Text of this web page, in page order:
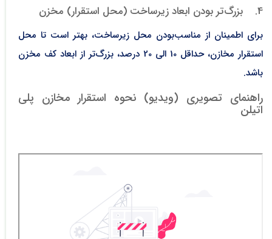
4. بزرگ‌تر بودن ابعاد زیرساخت (محل استقرار) مخزن
برای اطمینان از مناسب‌بودن محل زیرساخت، بهتر است تا محل
استقرار مخازن، حداقل 10 الی 20 درصد، بزرگ‌تر از ابعاد کف مخزن
باشد.
راهنمای تصویری (ویدیو) نحوه استقرار مخازن پلی
اتیلن